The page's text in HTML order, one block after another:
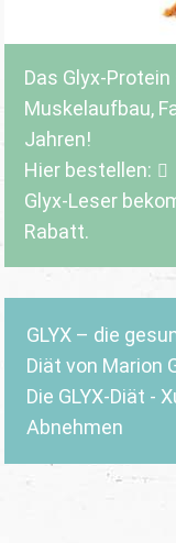
Das Glyx-
Muskelaufbau,
Jahren!
Hier bestellen:
Glyx-Leser
Rabatt.
GLYX – die
Diät von Marion
Die GLYX-Diät -
Abnehmen